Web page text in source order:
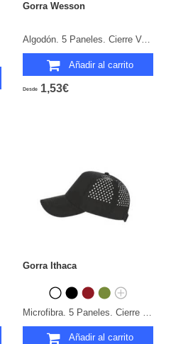
Gorra Wesson
Algodón. 5 Paneles. Cierre Velcro.
Añadir al carrito
Desde 1,53€
Gorra Ithaca
Añadir al carrito